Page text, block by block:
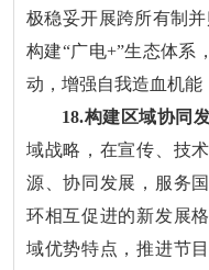
极稳妥开展跨所有制并
构建“广电+”生态体系
动，增强自我造血机能
18.构建区域协同
域战略，在宣传、技
源、协同发展，服务
环相互促进的新发展
域优势特点，推进节